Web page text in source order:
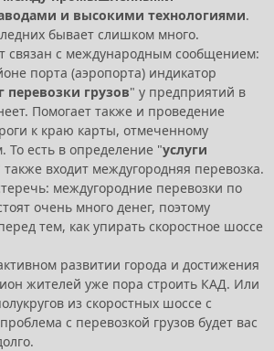
и высокими технологиями.
бывает слишком много.
связан с международным сообщением:
порта (аэропорта) индикатор
перевозки грузов" у предприятий в
Помогает также и проведение
к краю карты, отмеченному
То есть в определение "услуги
также входит междугородняя перевозка.
междугородние перевозки по
очень много денег, поэтому
тем, как упирать скоростное шоссе
развитии города и достижения
жителей уже пора строить КАД. Или
из скоростных шоссе с
с перевозкой грузов будет вас